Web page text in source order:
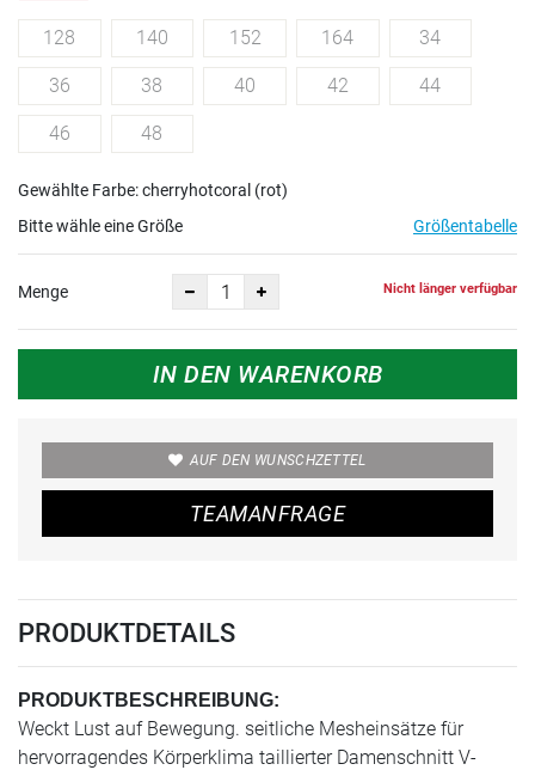
128 140 152 164 34
36 38 40 42 44
46 48
Gewählte Farbe: cherryhotcoral (rot)
Bitte wähle eine Größe
Größentabelle
Menge Nicht länger verfügbar
IN DEN WARENKORB
AUF DEN WUNSCHZETTEL
TEAMANFRAGE
PRODUKTDETAILS
PRODUKTBESCHREIBUNG:
Weckt Lust auf Bewegung. seitliche Mesheinsätze für
hervorragendes Körperklima taillierter Damenschnitt V-